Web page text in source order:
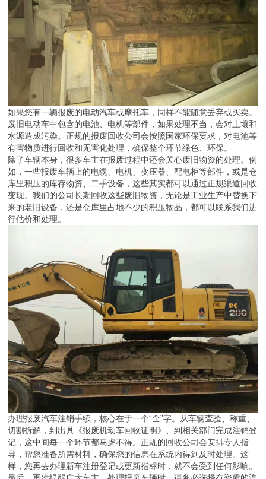
如果您有一辆报废的电动汽车或摩托车，同样不能随意丢弃或买卖。
废旧电动车中包含的电池、电机等部件，如果处理不当，会对土壤和
水源造成污染。正规的报废回收公司会按照国家环保要求，对电池等
有害物质进行回收和无害化处理，确保整个环节绿色、环保。
除了车辆本身，很多车主在报废过程中还会关心废旧物资的处理。例
如，一些报废车辆上的电缆、电机、变压器、配电柜等部件，或是仓
库里积压的库存物资、二手设备，这些其实都可以通过正规渠道回收
变现。我们的公司长期回收这些废旧物资，无论是工业生产中替换下
来的老旧设备，还是仓库里占地不少的积压物品，都可以联系我们进
行估价和处理。
办理报废汽车注销手续，核心在于一个“全”字。从车辆查验、称重、
切割拆解，到出具《报废机动车回收证明》、到相关部门完成注销登
记，这中间每一个环节都马虎不得。正规的回收公司会安排专人指
导，帮您准备所需材料，确保您的信息在系统内得到及时处理。这
样，您再去办理新车注册登记或更新指标时，就不会受到任何影响。